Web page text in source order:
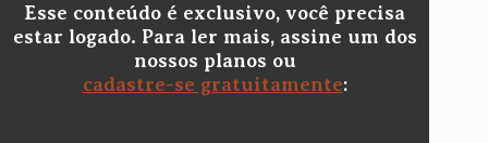
Esse conteúdo é exclusivo, você precisa
estar logado. Para ler mais, assine um dos
nossos planos ou
cadastre-se gratuitamente: